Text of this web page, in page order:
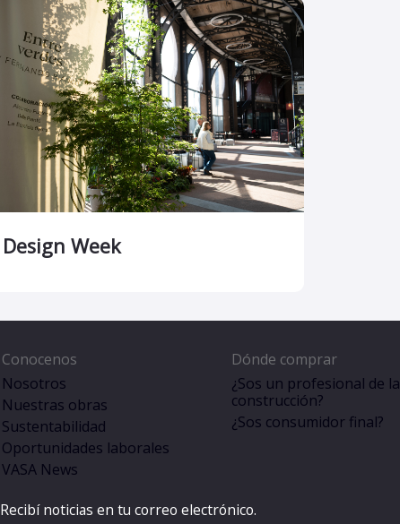
Design Week
Conocenos
Nosotros
Nuestras obras
Sustentabilidad
Oportunidades laborales
VASA News
Dónde comprar
¿Sos un profesional de la
construcción?
¿Sos consumidor final?
Recibí noticias en tu correo electrónico.